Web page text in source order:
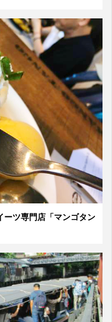
ーツ専門店「マンゴタン